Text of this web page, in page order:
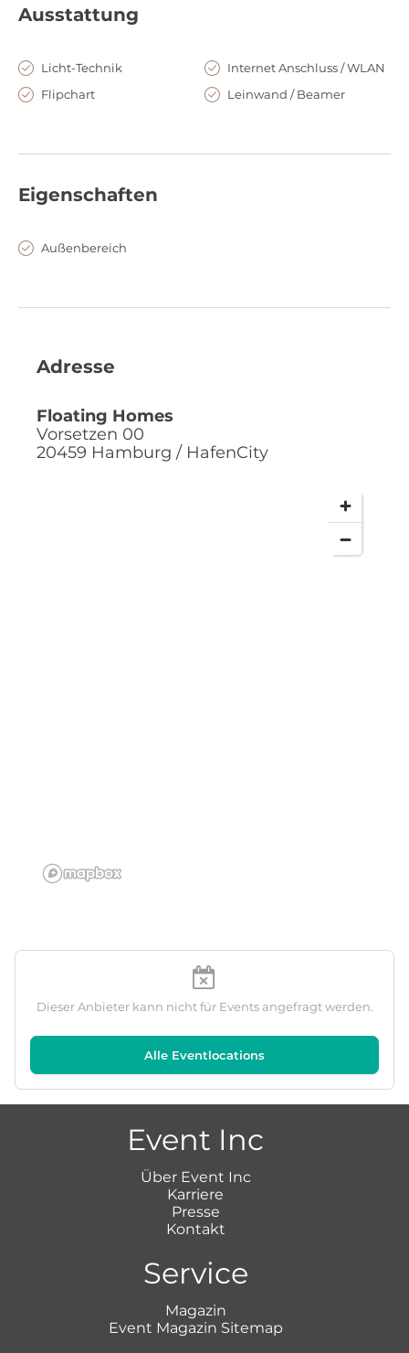
Ausstattung
Licht-Technik
Internet Anschluss / WLAN
Flipchart
Leinwand / Beamer
Eigenschaften
Außenbereich
Adresse
Floating Homes
Vorsetzen 00
20459 Hamburg / HafenCity
Dieser Anbieter kann nicht für Events angefragt werden.
Alle Eventlocations
Event Inc
Über Event Inc
Karriere
Presse
Kontakt
Service
Magazin
Event Magazin Sitemap